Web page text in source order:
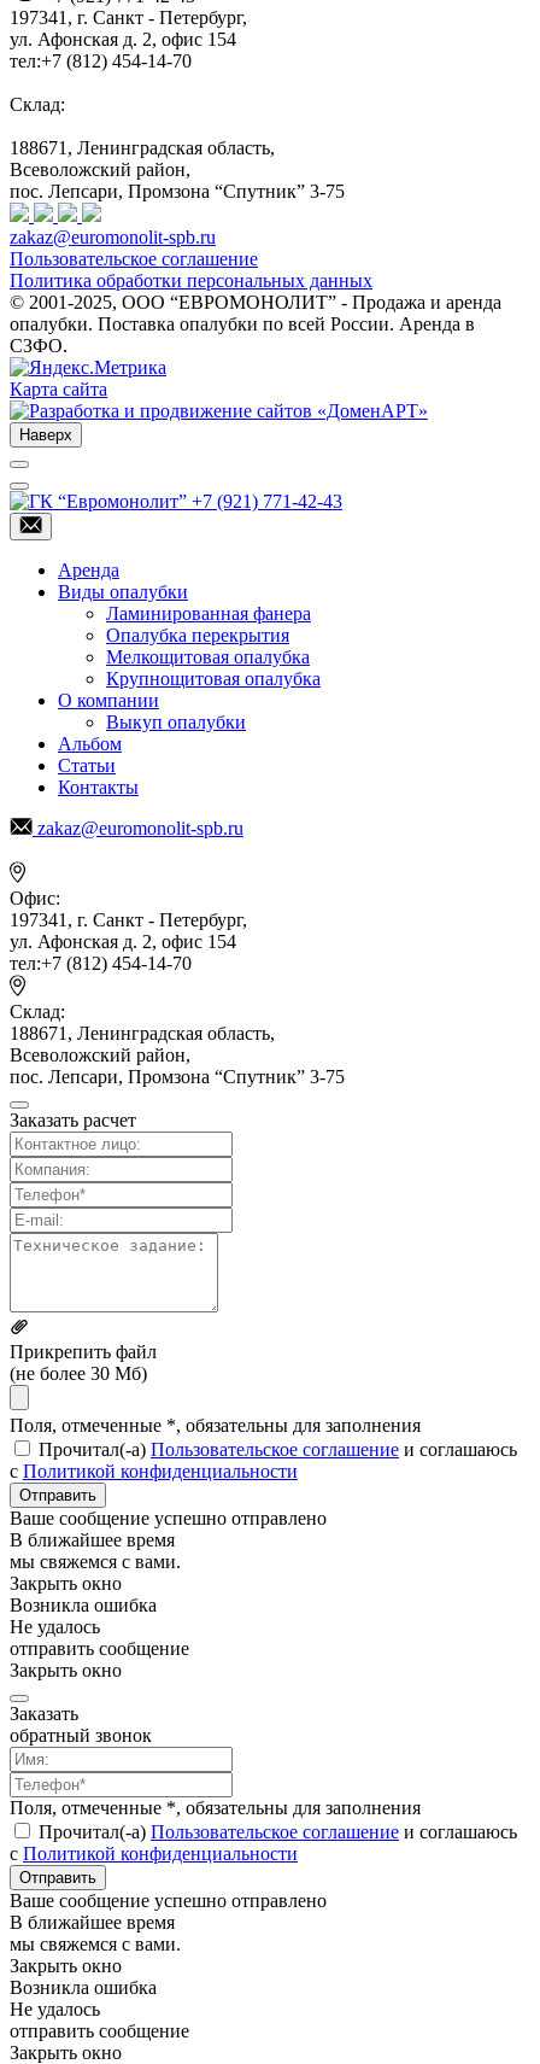
197341, г. Санкт - Петербург,
ул. Афонская д. 2, офис 154
тел:+7 (812) 454-14-70
Склад:
188671, Ленинградская область,
Всеволожский район,
пос. Лепсари, Промзона “Спутник” 3-75
zakaz@euromonolit-spb.ru
Пользовательское соглашение
Политика обработки персональных данных
© 2001-2025, ООО “ЕВРОМОНОЛИТ” - Продажа и аренда
опалубки. Поставка опалубки по всей России. Аренда в
СЗФО.
Карта сайта
Наверх
+7 (921) 771-42-43
Аренда
Виды опалубки
Ламинированная фанера
Опалубка перекрытия
Мелкощитовая опалубка
Крупнощитовая опалубка
О компании
Выкуп опалубки
Альбом
Статьи
Контакты
zakaz@euromonolit-spb.ru
Офис:
197341, г. Санкт - Петербург,
ул. Афонская д. 2, офис 154
тел:+7 (812) 454-14-70
Склад:
188671, Ленинградская область,
Всеволожский район,
пос. Лепсари, Промзона “Спутник” 3-75
Заказать расчет
Прикрепить файл
(не более 30 Мб)
Поля, отмеченные *, обязательны для заполнения
Прочитал(-а) Пользовательское соглашение и соглашаюсь
с Политикой конфиденциальности
Отправить
Ваше сообщение успешно отправлено
В ближайшее время
мы свяжемся с вами.
Закрыть окно
Возникла ошибка
Не удалось
отправить сообщение
Закрыть окно
Заказать
обратный звонок
Поля, отмеченные *, обязательны для заполнения
Прочитал(-а) Пользовательское соглашение и соглашаюсь
с Политикой конфиденциальности
Отправить
Ваше сообщение успешно отправлено
В ближайшее время
мы свяжемся с вами.
Закрыть окно
Возникла ошибка
Не удалось
отправить сообщение
Закрыть окно